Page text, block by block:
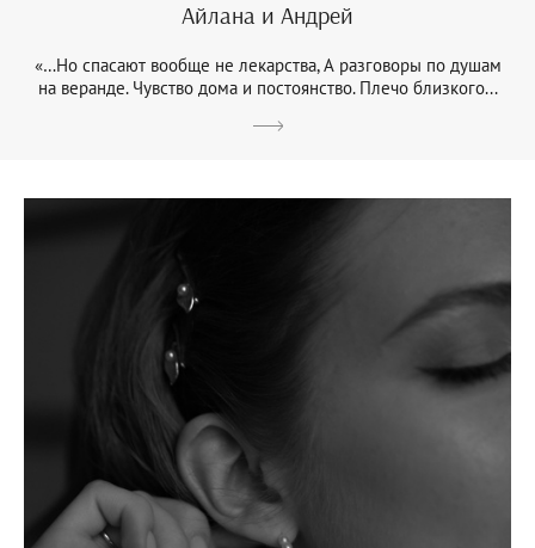
Айлана и Андрей
«…Но спасают вообще не лекарства, А разговоры по душам
на веранде. Чувство дома и постоянство. Плечо близкого...